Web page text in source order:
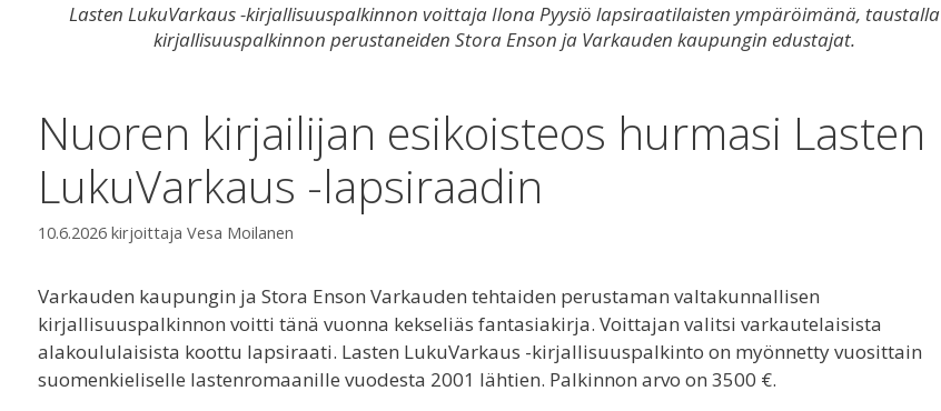
Lasten LukuVarkaus -kirjallisuuspalkinnon voittaja Ilona Pyysiö lapsiraatilaisten ympäröimänä, taustalla
kirjallisuuspalkinnon perustaneiden Stora Enson ja Varkauden kaupungin edustajat.
Nuoren kirjailijan esikoisteos hurmasi Lasten
LukuVarkaus -lapsiraadin
10.6.2026 kirjoittaja Vesa Moilanen
Varkauden kaupungin ja Stora Enson Varkauden tehtaiden perustaman valtakunnallisen
kirjallisuuspalkinnon voitti tänä vuonna kekseliäs fantasiakirja. Voittajan valitsi varkautelaisista
alakoululaisista koottu lapsiraati. Lasten LukuVarkaus -kirjallisuuspalkinto on myönnetty vuosittain
suomenkieliselle lastenromaanille vuodesta 2001 lähtien. Palkinnon arvo on 3500 €.